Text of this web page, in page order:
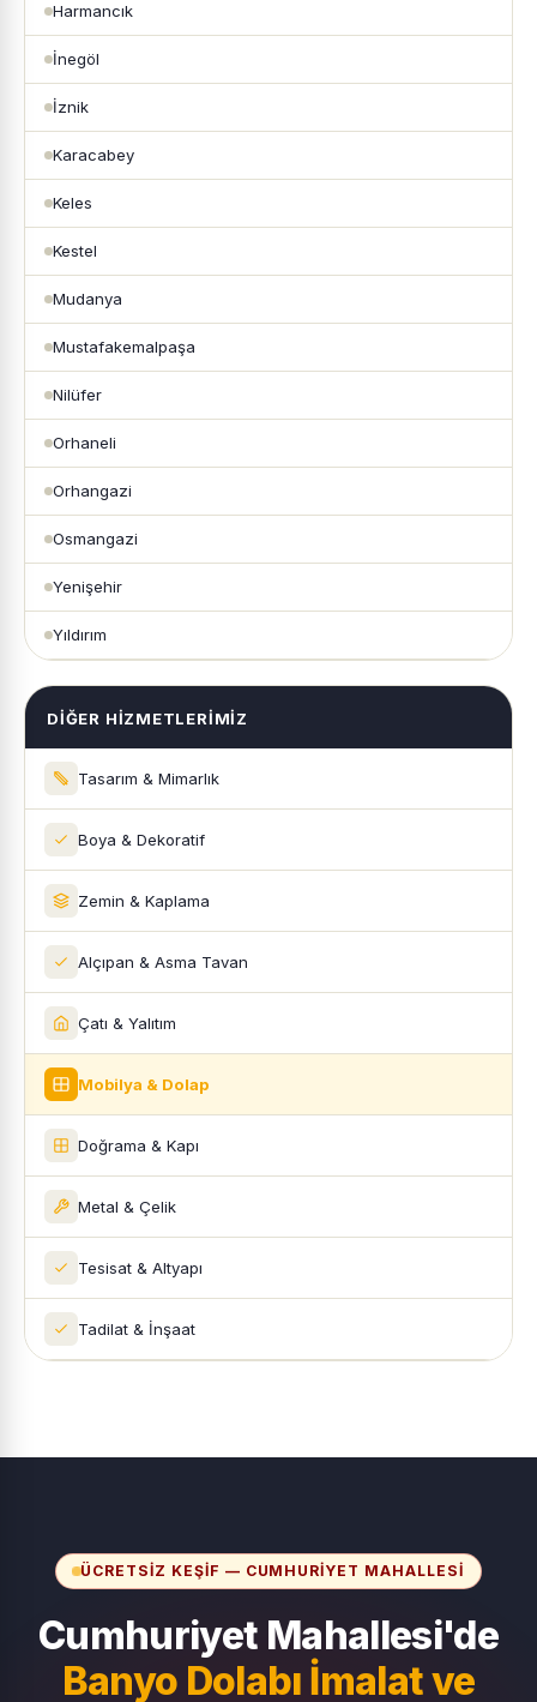
Harmancık
İnegöl
İznik
Karacabey
Keles
Kestel
Mudanya
Mustafakemalpaşa
Nilüfer
Orhaneli
Orhangazi
Osmangazi
Yenişehir
Yıldırım
DIĞER HIZMETLERIMIZ
Tasarım & Mimarlık
Boya & Dekoratif
Zemin & Kaplama
Alçıpan & Asma Tavan
Çatı & Yalıtım
Mobilya & Dolap
Doğrama & Kapı
Metal & Çelik
Tesisat & Altyapı
Tadilat & İnşaat
ÜCRETSIZ KEŞIF — CUMHURIYET MAHALLESI
Cumhuriyet Mahallesi'de
Banyo Dolabı İmalat ve